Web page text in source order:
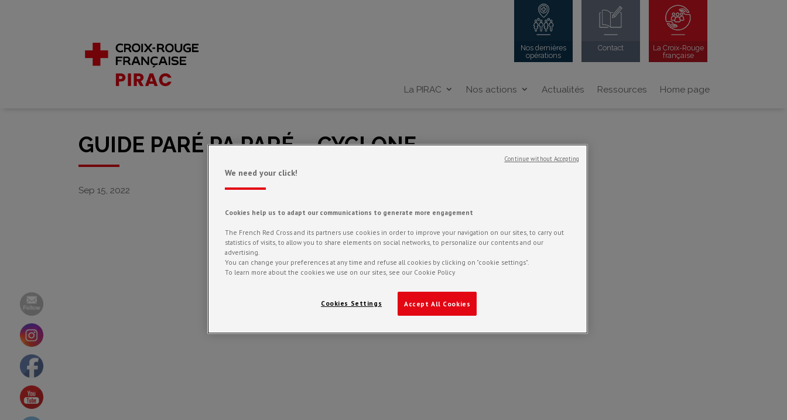
Nos dernières
opérations
Contact
La Croix-Rouge
française
La PIRAC Nos actions Actualités Ressources Home page
GUIDE PARÉ PA PARÉ – CYCLONE
Sep 15, 2022
We need your click!
Cookies help us to adapt our communications to generate more engagement
The French Red Cross and its partners use cookies in order to improve your navigation on our sites, to carry out
statistics of visits, to allow you to share elements on social networks, to personalize our contents and our
advertising.
You can change your preferences at any time and refuse all cookies by clicking on "cookie settings".
To learn more about the cookies we use on our sites, see our Cookie Policy
Accept All Cookies
Cookies Settings
Continue without Accepting